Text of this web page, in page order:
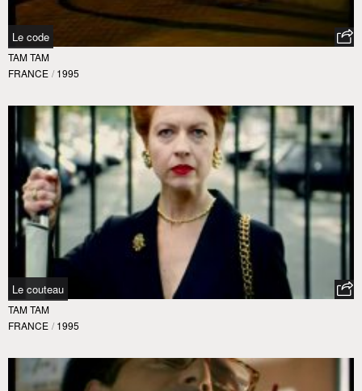
Le code
TAM TAM
FRANCE / 1995
Le couteau
TAM TAM
FRANCE / 1995